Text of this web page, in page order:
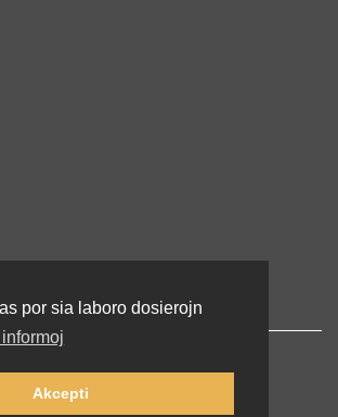
por sia laboro dosierojn
Akcepti